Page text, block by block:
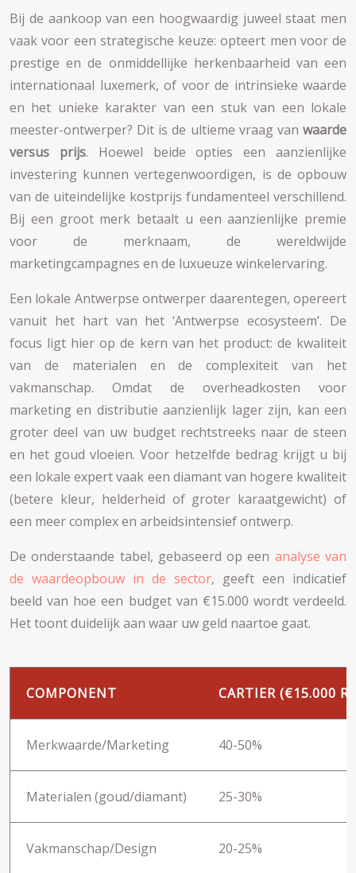
Bij de aankoop van een hoogwaardig juweel staat men
vaak voor een strategische keuze: opteert men voor de
prestige en de onmiddellijke herkenbaarheid van een
internationaal luxemerk, of voor de intrinsieke waarde
en het unieke karakter van een stuk van een lokale
meester-ontwerper? Dit is de ultieme vraag van waarde
versus prijs. Hoewel beide opties een aanzienlijke
investering kunnen vertegenwoordigen, is de opbouw
van de uiteindelijke kostprijs fundamenteel verschillend.
Bij een groot merk betaalt u een aanzienlijke premie
voor de merknaam, de wereldwijde
marketingcampagnes en de luxueuze winkelervaring.
Een lokale Antwerpse ontwerper daarentegen, opereert
vanuit het hart van het ‘Antwerpse ecosysteem’. De
focus ligt hier op de kern van het product: de kwaliteit
van de materialen en de complexiteit van het
vakmanschap. Omdat de overheadkosten voor
marketing en distributie aanzienlijk lager zijn, kan een
groter deel van uw budget rechtstreeks naar de steen
en het goud vloeien. Voor hetzelfde bedrag krijgt u bij
een lokale expert vaak een diamant van hogere kwaliteit
(betere kleur, helderheid of groter karaatgewicht) of
een meer complex en arbeidsintensief ontwerp.
De onderstaande tabel, gebaseerd op een analyse van
de waardeopbouw in de sector, geeft een indicatief
beeld van hoe een budget van €15.000 wordt verdeeld.
Het toont duidelijk aan waar uw geld naartoe gaat.
COMPONENT CARTIER (€15.000
Merkwaarde/Marketing 40-50%
Materialen (goud/diamant) 25-30%
Vakmanschap/Design 20-25%